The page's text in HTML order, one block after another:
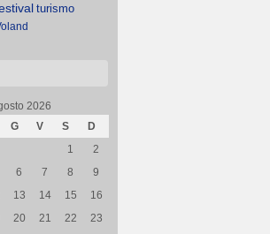
turismo
2026
G V S
D
1
2
6 7 8
9
13 14 15
16
20 21 22
23